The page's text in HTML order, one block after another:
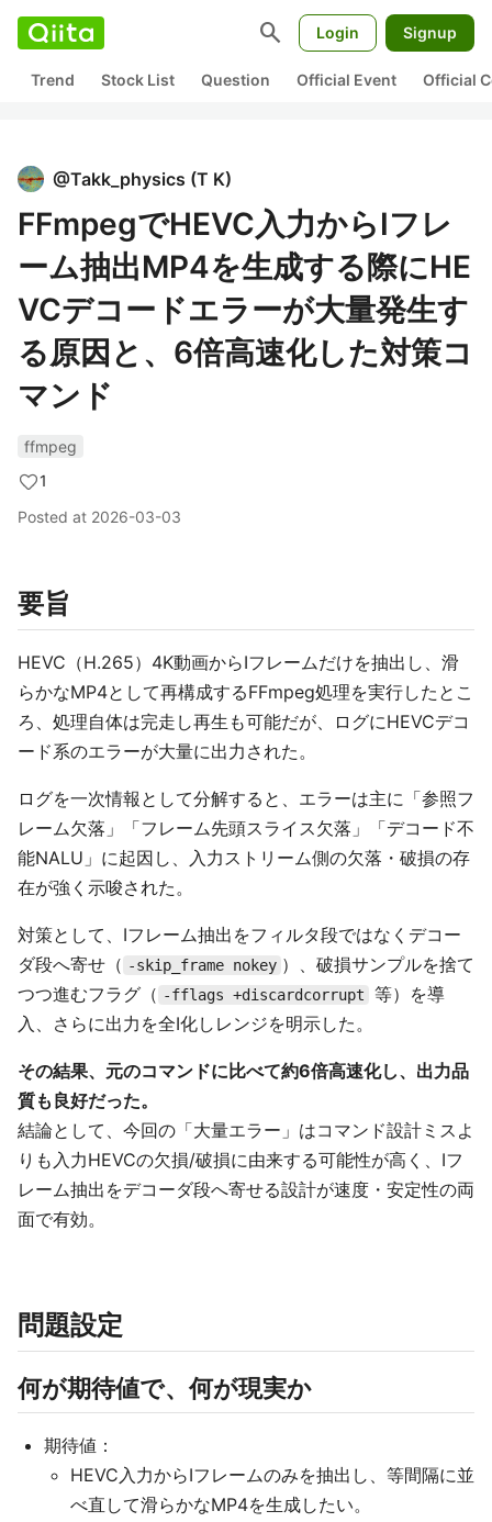
search Login Signup
Trend Stock List Question Official Event Official
@Takk_physics (T K)
FFmpegでHEVC入力からIフレ
ーム抽出MP4を生成する際にHE
VCデコードエラーが大量発生す
る原因と、6倍高速化した対策コ
マンド
ffmpeg
1
Posted at 2026-03-03
要旨
HEVC（H.265）4K動画からIフレームだけを抽出し、滑
らかなMP4として再構成するFFmpeg処理を実行したとこ
ろ、処理自体は完走し再生も可能だが、ログにHEVCデコ
ード系のエラーが大量に出力された。
ログを一次情報として分解すると、エラーは主に「参照フ
レーム欠落」「フレーム先頭スライス欠落」「デコード不
能NALU」に起因し、入力ストリーム側の欠落・破損の存
在が強く示唆された。
対策として、Iフレーム抽出をフィルタ段ではなくデコー
ダ段へ寄せ（ -skip_frame nokey ）、破損サンプルを捨て
つつ進むフラグ（ -fflags +discardcorrupt
等）を導
入、さらに出力を全I化しレンジを明示した。
その結果、元のコマンドに比べて約6倍高速化し、出力品
質も良好だった。
結論として、今回の「大量エラー」はコマンド設計ミスよ
りも入力HEVCの欠損/破損に由来する可能性が高く、Iフ
レーム抽出をデコーダ段へ寄せる設計が速度・安定性の両
面で有効。
問題設定
何が期待値で、何が現実か
期待値：
HEVC入力からIフレームのみを抽出し、等間隔に並
べ直して滑らかなMP4を生成したい。